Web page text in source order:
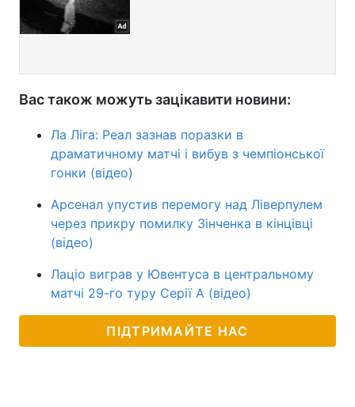
Вас також можуть зацікавити новини:
Ла Ліга: Реал зазнав поразки в
драматичному матчі і вибув з чемпіонської
гонки (відео)
Арсенал упустив перемогу над Ліверпулем
через прикру помилку Зінченка в кінцівці
(відео)
Лаціо виграв у Ювентуса в центральному
матчі 29-го туру Серії А (відео)
ПІДТРИМАЙТЕ НАС